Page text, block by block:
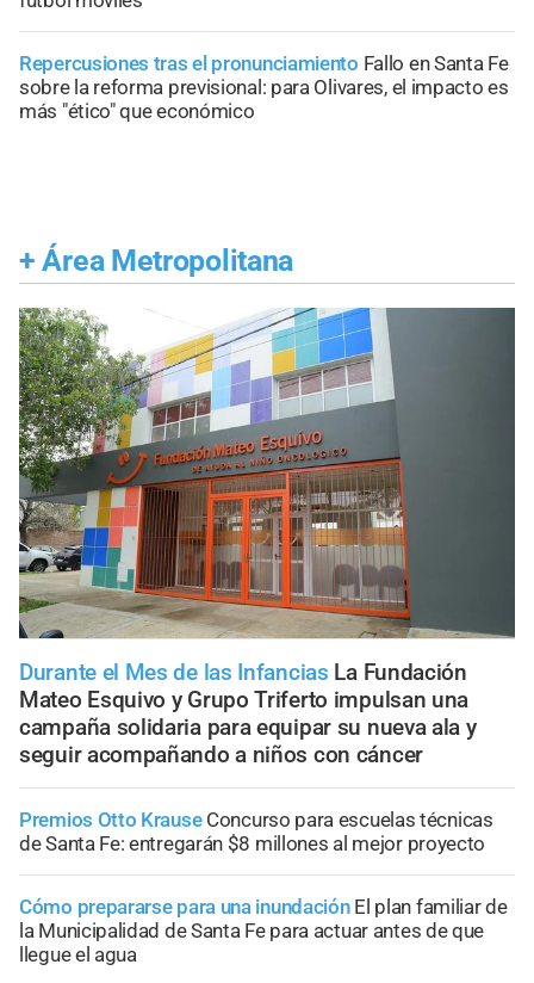
Repercusiones tras el pronunciamiento Fallo en Santa Fe
sobre la reforma previsional: para Olivares, el impacto es
más "ético" que económico
+ Área Metropolitana
Durante el Mes de las Infancias La Fundación
Mateo Esquivo y Grupo Triferto impulsan una
campaña solidaria para equipar su nueva ala y
seguir acompañando a niños con cáncer
Premios Otto Krause Concurso para escuelas técnicas
de Santa Fe: entregarán $8 millones al mejor proyecto
Cómo prepararse para una inundación El plan familiar de
la Municipalidad de Santa Fe para actuar antes de que
llegue el agua